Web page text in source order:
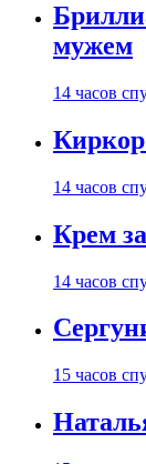
мужем
14 часов
14 часов
Крем
14 часов
15 часов